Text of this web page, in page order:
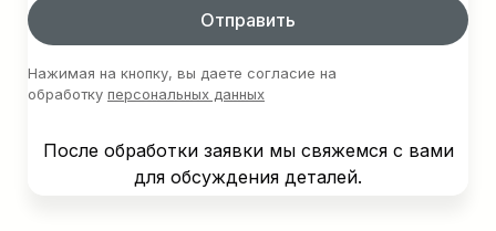
Отправить
Нажимая на кнопку, вы даете согласие на
обработку персональных данных
После обработки заявки мы свяжемся с вами
для обсуждения деталей.